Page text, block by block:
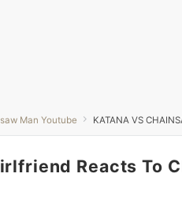
Man Youtube KATANA VS
Reacts To